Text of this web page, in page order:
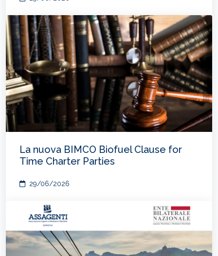
La nuova BIMCO Biofuel Clause for
Time Charter Parties
29/06/2026